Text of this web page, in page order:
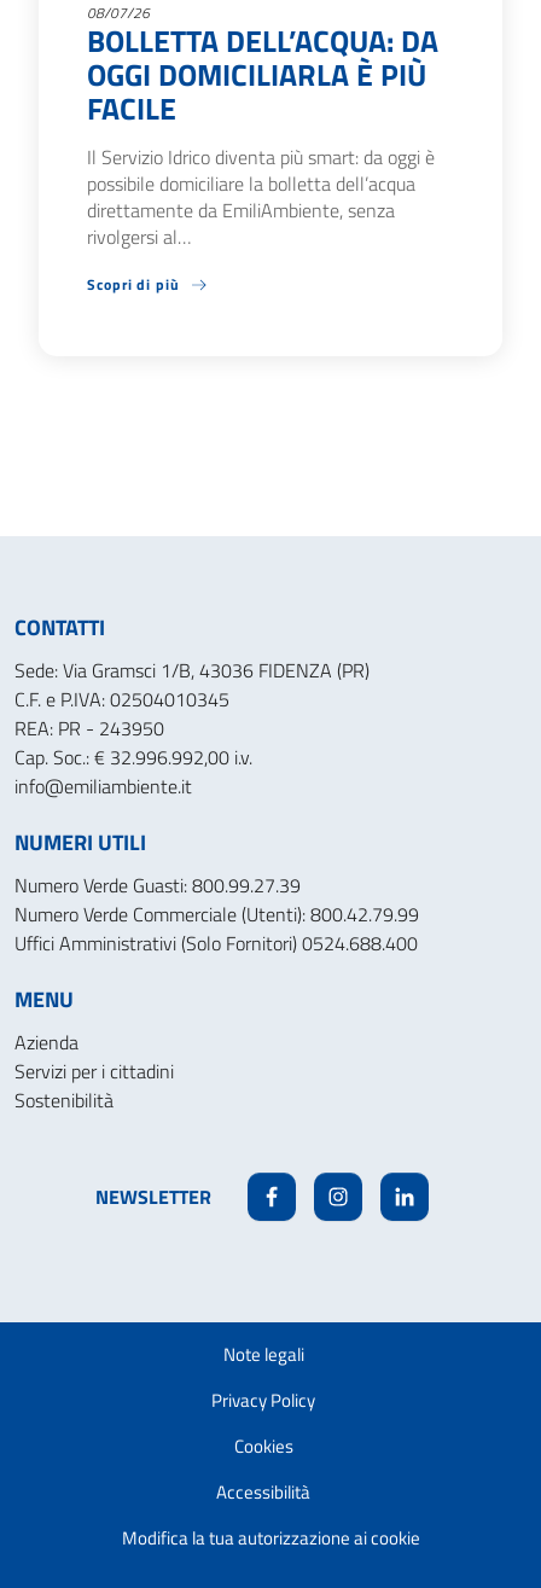
08/07/26
BOLLETTA DELL’ACQUA: DA
OGGI DOMICILIARLA È PIÙ
FACILE
Il Servizio Idrico diventa più smart: da oggi è
possibile domiciliare la bolletta dell’acqua
direttamente da EmiliAmbiente, senza
rivolgersi al…
Scopri di più
CONTATTI
Sede: Via Gramsci 1/B, 43036 FIDENZA (PR)
C.F. e P.IVA: 02504010345
REA: PR - 243950
Cap. Soc.: € 32.996.992,00 i.v.
info@emiliambiente.it
NUMERI UTILI
Numero Verde Guasti: 800.99.27.39
Numero Verde Commerciale (Utenti): 800.42.79.99
Uffici Amministrativi (Solo Fornitori) 0524.688.400
MENU
Azienda
Servizi per i cittadini
Sostenibilità
NEWSLETTER FacebookInstagramLinkedin
Note legali
Privacy Policy
Cookies
Accessibilità
Modifica la tua autorizzazione ai cookie